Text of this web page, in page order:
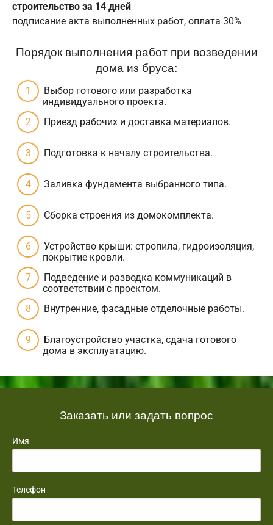
строительство за 14 дней
подписание акта выполненных работ, оплата 30%
Порядок выполнения работ при возведении
дома из бруса:
Выбор готового или разработка
индивидуального проекта.
Приезд рабочих и доставка материалов.
Подготовка к началу строительства.
Заливка фундамента выбранного типа.
Сборка строения из домокомплекта.
Устройство крыши: стропила, гидроизоляция,
покрытие кровли.
Подведение и разводка коммуникаций в
соответствии с проектом.
Внутренние, фасадные отделочные работы.
Благоустройство участка, сдача готового
дома в эксплуатацию.
Заказать или задать вопрос
Имя
Телефон